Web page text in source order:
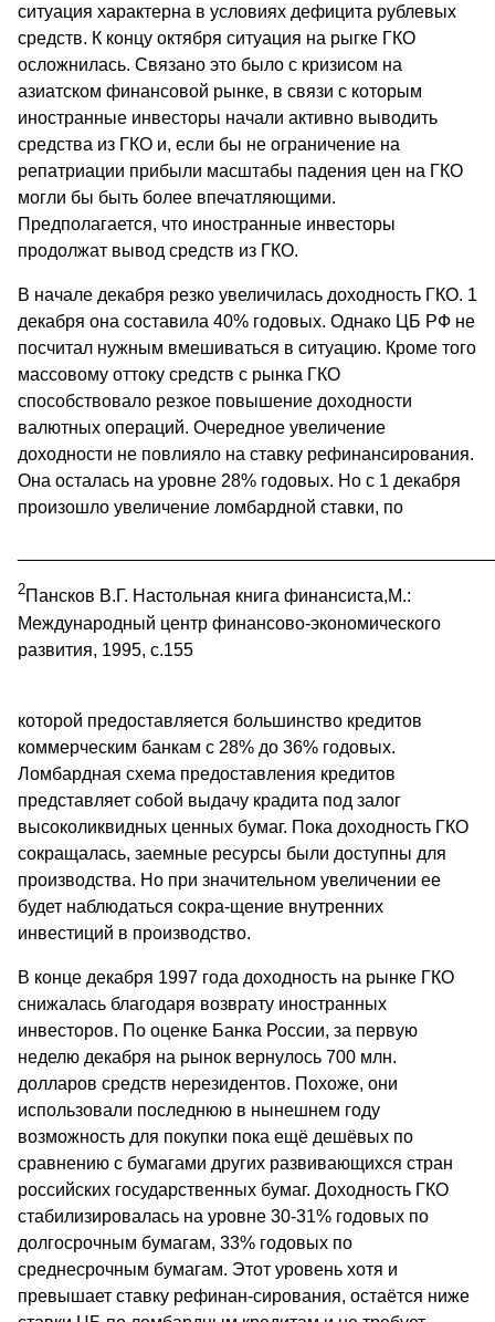
ситуация характерна в условиях дефицита рублевых
средств. К концу октября ситуация на рыгке ГКО
осложнилась. Связано это было с кризисом на
азиатском финансовой рынке, в связи с которым
иностранные инвесторы начали активно выводить
средства из ГКО и, если бы не ограничение на
репатриации прибыли масштабы падения цен на ГКО
могли бы быть более впечатляющими.
Предполагается, что иностранные инвесторы
продолжат вывод средств из ГКО.
В начале декабря резко увеличилась доходность ГКО. 1
декабря она составила 40% годовых. Однако ЦБ РФ не
посчитал нужным вмешиваться в ситуацию. Кроме того
массовому оттоку средств с рынка ГКО
способствовало резкое повышение доходности
валютных операций. Очередное увеличение
доходности не повлияло на ставку рефинансирования.
Она осталась на уровне 28% годовых. Но с 1 декабря
произошло увеличение ломбардной ставки, по
2Пансков В.Г. Настольная книга финансиста,М.:
Международный центр финансово-экономического
развития, 1995, с.155
которой предоставляется большинство кредитов
коммерческим банкам с 28% до 36% годовых.
Ломбардная схема предоставления кредитов
представляет собой выдачу крадита под залог
высоколиквидных ценных бумаг. Пока доходность ГКО
сокращалась, заемные ресурсы были доступны для
производства. Но при значительном увеличении ее
будет наблюдаться сокра-щение внутренних
инвестиций в производство.
В конце декабря 1997 года доходность на рынке ГКО
снижалась благодаря возврату иностранных
инвесторов. По оценке Банка России, за первую
неделю декабря на рынок вернулось 700 млн.
долларов средств нерезидентов. Похоже, они
использовали последнюю в нынешнем году
возможность для покупки пока ещё дешёвых по
сравнению с бумагами других развивающихся стран
российских государственных бумаг. Доходность ГКО
стабилизировалась на уровне 30-31% годовых по
долгосрочным бумагам, 33% годовых по
среднесрочным бумагам. Этот уровень хотя и
превышает ставку рефинан-сирования, остаётся ниже